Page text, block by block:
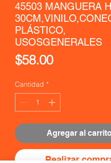
45503 MANGUERA
PLÁSTICO,
USOSGENERALES
$58.00Precio
Cantidad *
Agregar al
Realizar